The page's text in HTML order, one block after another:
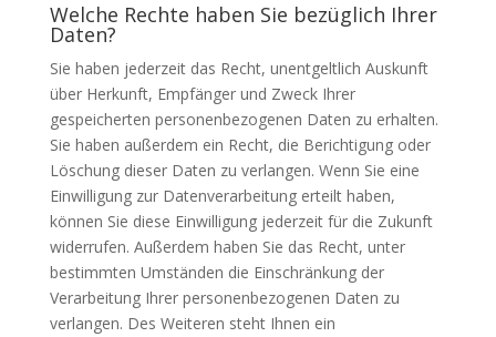
Welche Rechte haben Sie bezüglich Ihrer
Daten?
Sie haben jederzeit das Recht, unentgeltlich Auskunft
über Herkunft, Empfänger und Zweck Ihrer
gespeicherten personenbezogenen Daten zu erhalten.
Sie haben außerdem ein Recht, die Berichtigung oder
Löschung dieser Daten zu verlangen. Wenn Sie eine
Einwilligung zur Datenverarbeitung erteilt haben,
können Sie diese Einwilligung jederzeit für die Zukunft
widerrufen. Außerdem haben Sie das Recht, unter
bestimmten Umständen die Einschränkung der
Verarbeitung Ihrer personenbezogenen Daten zu
verlangen. Des Weiteren steht Ihnen ein